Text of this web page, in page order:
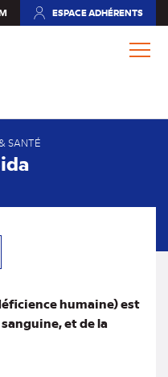
ESPACE ADHÉRENTS
(NOUVEL
SANTÉ
humaine) est
et de la